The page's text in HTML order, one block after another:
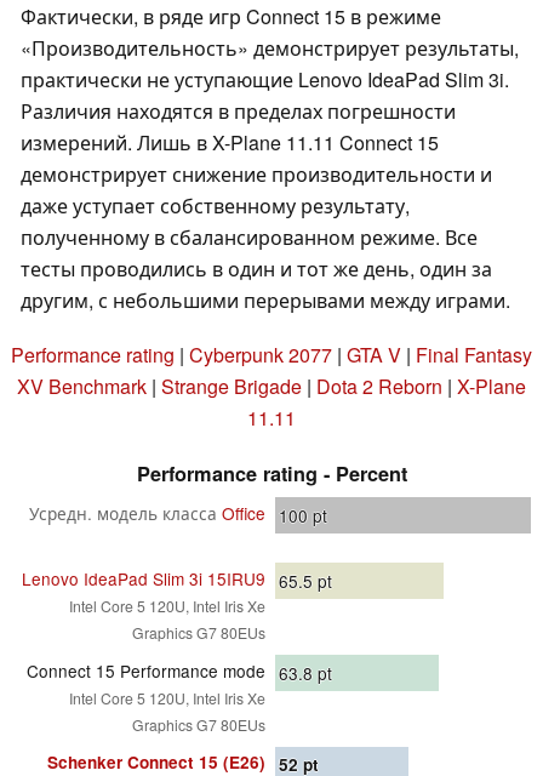
Фактически, в ряде игр Connect 15 в режиме
«Производительность» демонстрирует результаты,
практически не уступающие Lenovo IdeaPad Slim 3i.
Различия находятся в пределах погрешности
измерений. Лишь в X-Plane 11.11 Connect 15
демонстрирует снижение производительности и
даже уступает собственному результату,
полученному в сбалансированном режиме. Все
тесты проводились в один и тот же день, один за
другим, с небольшими перерывами между играми.
Performance rating | Cyberpunk 2077 | GTA V | Final Fantasy
XV Benchmark | Strange Brigade | Dota 2 Reborn | X-Plane
11.11
Performance rating - Percent
Усредн. модель класса Office 100 pt
Lenovo IdeaPad Slim 3i 15IRU9
Intel Core 5 120U, Intel Iris Xe
Graphics G7 80EUs
65.5 pt
Connect 15 Performance mode
Intel Core 5 120U, Intel Iris Xe
Graphics G7 80EUs
63.8 pt
Schenker Connect 15 (E26) 52 pt